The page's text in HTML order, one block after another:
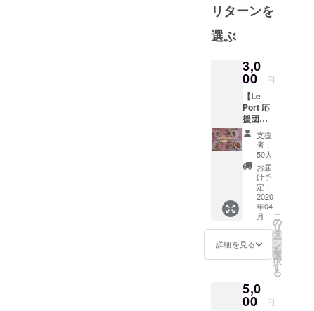
学習支援▷
自在塾・ス
タジオ
plus+｜コ
ミュニティ
スペース▷
プラット｜
保育園▷に
じいろ・そ
らいろおう
ちえん｜無
料LINE相談
▷むすびめ
｜自立援助
ホーム▷ル
ポールなど
を運営
リターンを
選ぶ
3,0
00 円
【Le
Port 応
援団
コース
①】 ・
心を込
めたサ
ンクス
メール
支援
者：
50人
お届
け予
定：
2020
年04
月
詳細を見る
こ
の
リ
タ
ー
ン
を
選
択
す
る
5,0
00 円